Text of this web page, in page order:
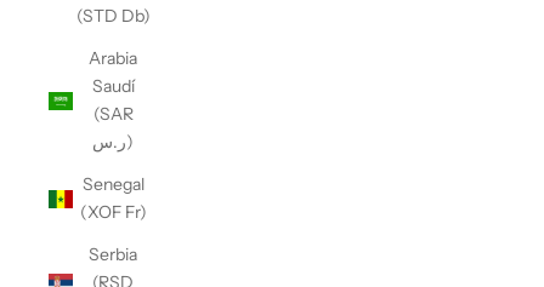
(STD Db)
Arabia
Saudí
(SAR
ر.س)
Senegal
(XOF Fr)
Serbia
(RSD